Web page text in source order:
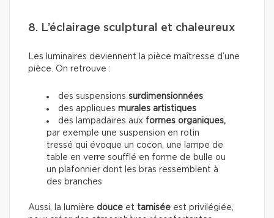
8. L’éclairage sculptural et chaleureux
Les luminaires deviennent la pièce maîtresse d’une
pièce. On retrouve :
des suspensions surdimensionnées
des appliques murales artistiques
des lampadaires aux formes organiques,
par exemple une suspension en rotin
tressé qui évoque un cocon, une lampe de
table en verre soufflé en forme de bulle ou
un plafonnier dont les bras ressemblent à
des branches
Aussi, la lumière douce et tamisée est privilégiée,